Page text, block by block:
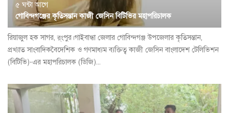
৫ ঘন্টা আগে
গোবিন্দগঞ্জের কৃতিসন্তান কাজী জেসিন বিটিভির মহাপরিচালক
রিয়াজুল হক সাগর, র্ংপুর।গাইবান্ধা জেলার গোবিন্দগঞ্জ উপজেলার কৃতিসন্তান,
প্রখ্যাত সাংবাদিকবৈদেশিক ও গণমাধ্যম ব্যক্তিত্ব কাজী জেসিন বাংলাদেশ টেলিভিশন
(বিটিভি)-এর মহাপরিচালক (ডিজি)...